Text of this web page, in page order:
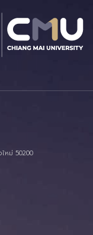
หม่ 50200